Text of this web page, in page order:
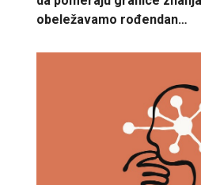
obeležavamo rođendan…